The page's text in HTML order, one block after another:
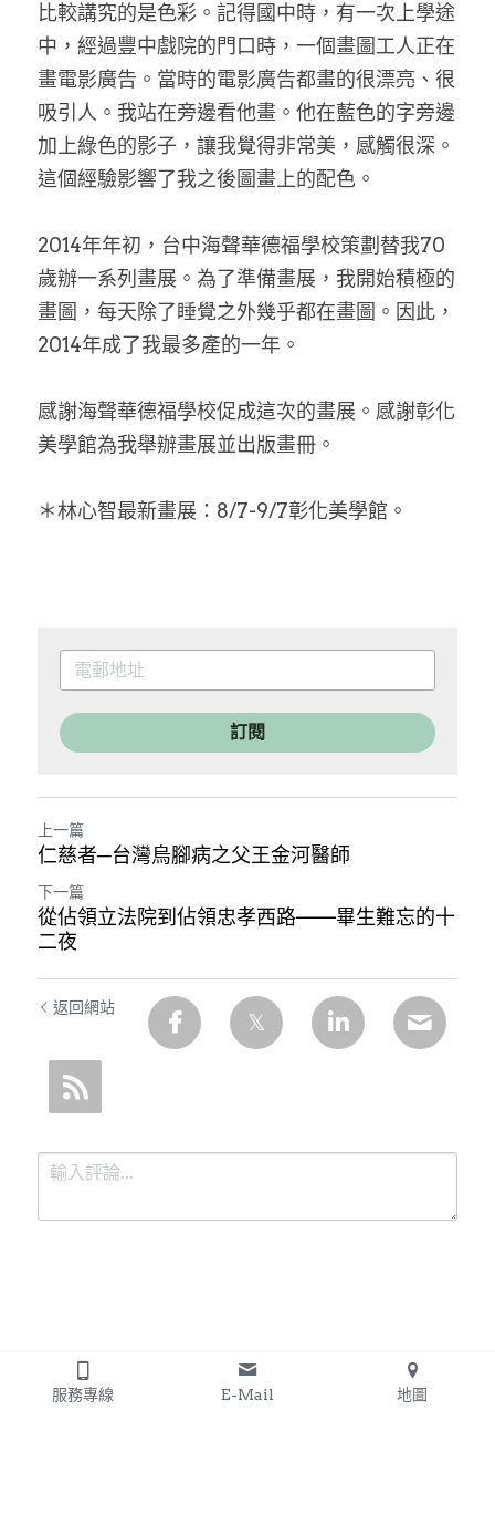
比較講究的是色彩。記得國中時，有一次上學途
中，經過豐中戲院的門口時，一個畫圖工人正在
畫電影廣告。當時的電影廣告都畫的很漂亮、很
吸引人。我站在旁邊看他畫。他在藍色的字旁邊
加上綠色的影子，讓我覺得非常美，感觸很深。
這個經驗影響了我之後圖畫上的配色。
2014年年初，台中海聲華德福學校策劃替我70
歲辦一系列畫展。為了準備畫展，我開始積極的
畫圖，每天除了睡覺之外幾乎都在畫圖。因此，
2014年成了我最多產的一年。
感謝海聲華德福學校促成這次的畫展。感謝彰化
美學館為我舉辦畫展並出版畫冊。
＊林心智最新畫展：8/7-9/7彰化美學館。
訂閱
上一篇
仁慈者─台灣烏腳病之父王金河醫師​
下一篇
從佔領立法院到佔領忠孝西路——畢生難忘的十
二夜
返回網站
提交
服務專線 E-Mail 地圖